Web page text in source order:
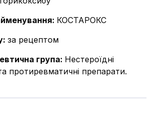
: КОСТАРОКС
: за рецептом
група: Нестероїдні
протиревматичні препарати.